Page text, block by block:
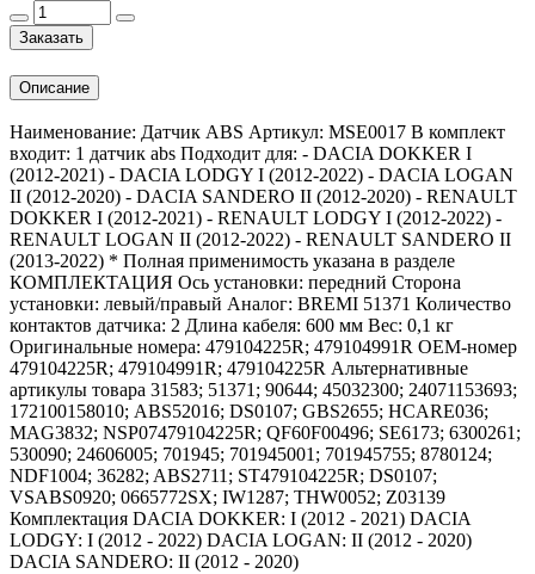
Заказать
Описание
Наименование: Датчик ABS Артикул: MSE0017 В комплект
входит: 1 датчик abs Подходит для: - DACIA DOKKER I
(2012-2021) - DACIA LODGY I (2012-2022) - DACIA LOGAN
II (2012-2020) - DACIA SANDERO II (2012-2020) - RENAULT
DOKKER I (2012-2021) - RENAULT LODGY I (2012-2022) -
RENAULT LOGAN II (2012-2022) - RENAULT SANDERO II
(2013-2022) * Полная применимость указана в разделе
КОМПЛЕКТАЦИЯ Ось установки: передний Сторона
установки: левый/правый Аналог: BREMI 51371 Количество
контактов датчика: 2 Длина кабеля: 600 мм Вес: 0,1 кг
Оригинальные номера: 479104225R; 479104991R OEM-номер
479104225R; 479104991R; 479104225R Альтернативные
артикулы товара 31583; 51371; 90644; 45032300; 24071153693;
172100158010; ABS52016; DS0107; GBS2655; HCARE036;
MAG3832; NSP07479104225R; QF60F00496; SE6173; 6300261;
530090; 24606005; 701945; 701945001; 701945755; 8780124;
NDF1004; 36282; ABS2711; ST479104225R; DS0107;
VSABS0920; 0665772SX; IW1287; THW0052; Z03139
Комплектация DACIA DOKKER: I (2012 - 2021) DACIA
LODGY: I (2012 - 2022) DACIA LOGAN: II (2012 - 2020)
DACIA SANDERO: II (2012 - 2020)